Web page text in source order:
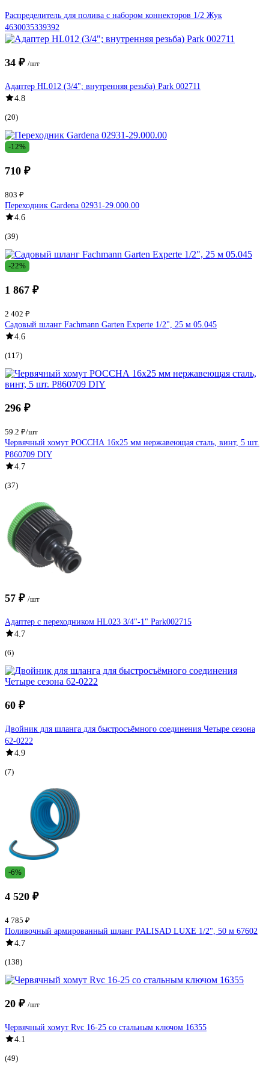
Распределитель для полива с набором коннекторов 1/2 Жук
4630035339392
34 ₽ /шт
Адаптер HL012 (3/4"; внутренняя резьба) Park 002711
4.8
(20)
-12%
710 ₽
803 ₽
Переходник Gardena 02931-29.000.00
4.6
(39)
-22%
1 867 ₽
2 402 ₽
Садовый шланг Fachmann Garten Experte 1/2", 25 м 05.045
4.6
(117)
296 ₽
59.2 ₽/шт
Червячный хомут РОССНА 16х25 мм нержавеющая сталь, винт, 5 шт.
Р860709 DIY
4.7
(37)
57 ₽ /шт
Адаптер с переходником HL023 3/4"-1" Park002715
4.7
(6)
60 ₽
Двойник для шланга для быстросъёмного соединения Четыре сезона
62-0222
4.9
(7)
-6%
4 520 ₽
4 785 ₽
Поливочный армированный шланг PALISAD LUXE 1/2", 50 м 67602
4.7
(138)
20 ₽ /шт
Червячный хомут Rvc 16-25 со стальным ключом 16355
4.1
(49)